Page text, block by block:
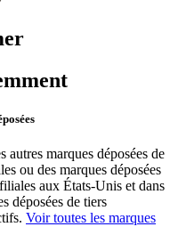
marques déposées de
ou des marques déposées
aux États-Unis et dans
déposées de tiers
Voir toutes les marques